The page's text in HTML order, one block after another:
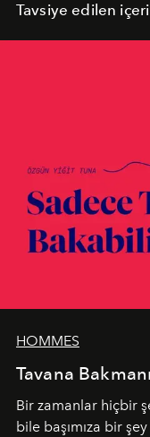
Tavsiye edilen
HOMMES
Tavana
Bir zamanlar hiçbir
bile başımıza bir